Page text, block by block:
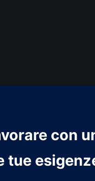
con
tue